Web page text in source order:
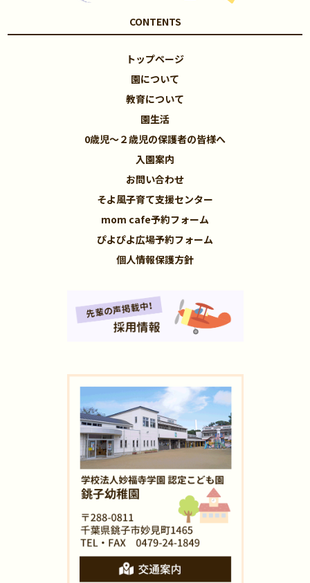
CONTENTS
トップページ
園について
教育について
園生活
0歳児～２歳児の保護者の皆様へ
入園案内
お問い合わせ
そよ風子育て支援センター
mom cafe予約フォーム
ぴよぴよ広場予約フォーム
個人情報保護方針